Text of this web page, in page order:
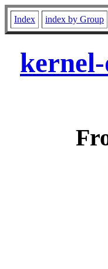
Index index by Group
kernel-